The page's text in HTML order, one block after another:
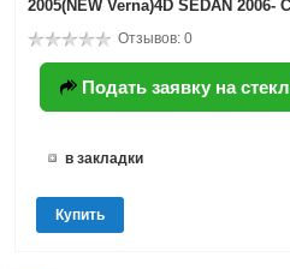
2005(NEW Verna)4D SEDAN 2006-
Отзывов: 0
Подать заявку на
в закладки
Купить